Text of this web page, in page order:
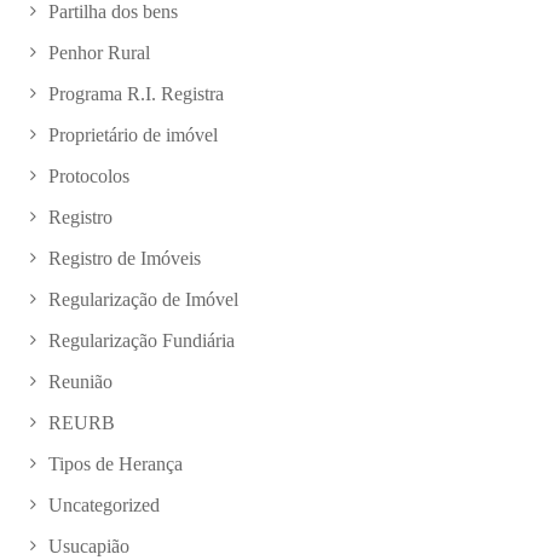
Partilha dos bens
Penhor Rural
Programa R.I. Registra
Proprietário de imóvel
Protocolos
Registro
Registro de Imóveis
Regularização de Imóvel
Regularização Fundiária
Reunião
REURB
Tipos de Herança
Uncategorized
Usucapião